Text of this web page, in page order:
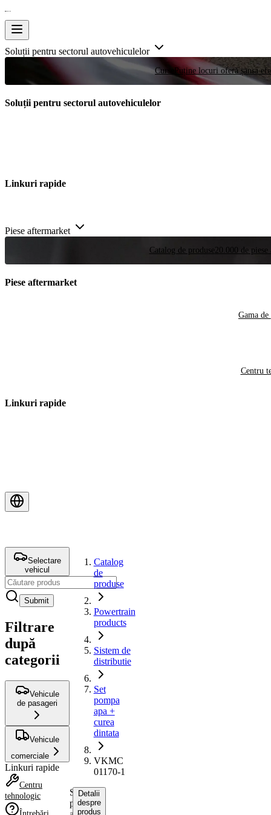
Soluții pentru sectorul autovehiculelor
Curse Puține locuri oferă șansa
Soluții pentru sectorul autovehiculelor
Linkuri rapide
Piese aftermarket
Catalog de produse 20.000 de
Piese aftermarket
Gama de
Centru
Linkuri rapide
Selectare
vehicul
Submit
Filtrare
după
categorii
Vehicule
de pasageri
Vehicule
comerciale
Linkuri rapide
Centru
tehnologic
Catalog
de
produse
Powertrain
products
Sistem de
distributie
Set
pompa
apa +
curea
dintata
VKMC
01170-1
Set
pompa
Detalii
despre
produs